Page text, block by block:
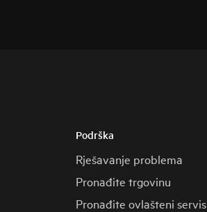
Podrška
Rješavanje problema
Pronađite trgovinu
Pronađite ovlašteni servis